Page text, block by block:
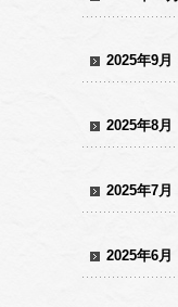
2025年9月
2025年8月
2025年7月
2025年6月